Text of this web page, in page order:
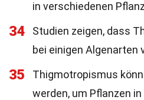
in verschiedenen
34
Studien zeigen, dass
bei einigen Algenarten
35
Thigmotropismus
werden, um Pflanzen